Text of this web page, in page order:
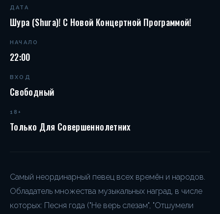
ДАТА
Шура (Shura)! С Новой Концертной Программой!
НАЧАЛО
22:00
ВХОД
Свободный
18+
Только Для Совершеннолетних
Самый неординарный певец всех времён и народов.
Обладатель множества музыкальных наград, в числе
которых: Песня года ("Не верь слезам", "Отшумели